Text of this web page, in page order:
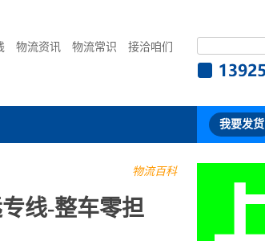
物流资讯 物流常识 接洽咱们
我要发货
物流百科
线-整车零担